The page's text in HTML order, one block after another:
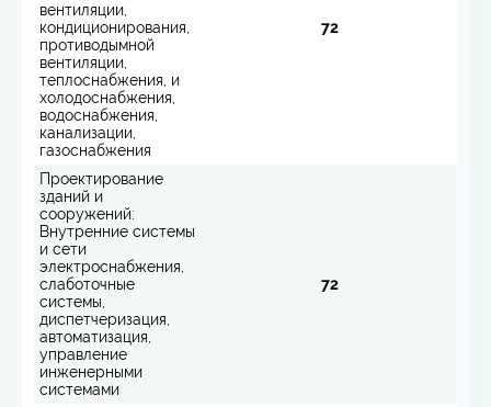
вентиляции,
кондиционирования,
противодымной
вентиляции,
теплоснабжения, и
холодоснабжения,
водоснабжения,
канализации,
газоснабжения
72
Проектирование
зданий и
сооружений:
Внутренние системы
и сети
электроснабжения,
слаботочные
системы,
диспетчеризация,
автоматизация,
управление
инженерными
системами
72